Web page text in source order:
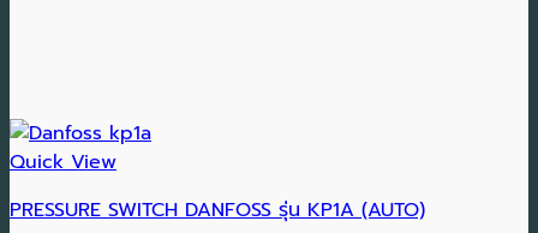
Quick View
PRESSURE SWITCH DANFOSS รุ่น KP1A (AUTO)